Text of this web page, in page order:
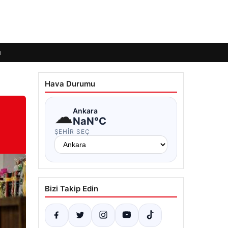
Hava Durumu
☁Ankara
NaN°C
ŞEHIR SEÇ
Bizi Takip Edin